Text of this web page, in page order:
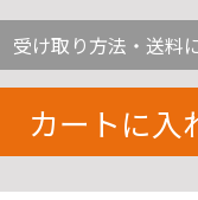
受け取り方法・送料
カートに入